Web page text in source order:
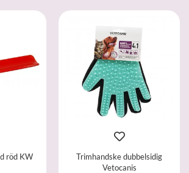
röd KW
Trimhandske dubbelsidig
Vetocanis